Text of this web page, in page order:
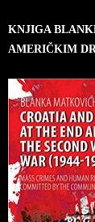
KNJIGA
AMERIČKIM